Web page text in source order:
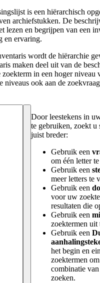
is een hiërarchisch
archiefstukken. De
lezen en begrijpen van een
en ervaring.
wordt de hiërarchie
maken deel uit van de
in een hoger niveau
niveaus ook aan de
Door leestekens in
te gebruiken, zoekt u
juist breder:
Gebruik een
om één letter
Gebruik een
meer letters te
Gebruik een
voor uw
resultaten die
Gebruik een
zoektermen uit
Gebruik een
het begin en
zoektermen
combinatie
zoeken.